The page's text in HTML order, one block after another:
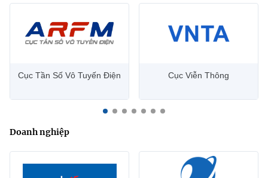
Cục Tần Số Vô Tuyến Điện Cục Viễn Thông
Doanh nghiệp